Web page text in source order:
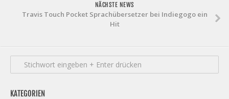
NÄCHSTE NEWS
Travis Touch Pocket Sprachübersetzer bei Indiegogo ein
Hit
KATEGORIEN